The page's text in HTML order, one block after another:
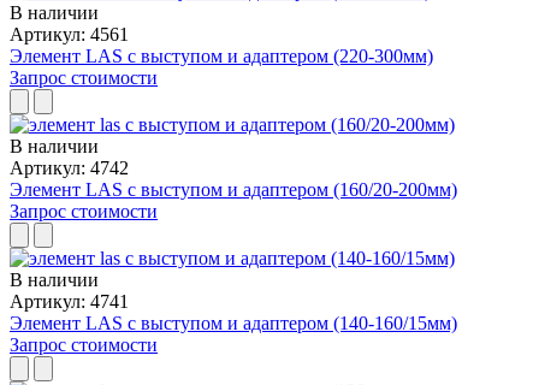
В наличии
Артикул: 4561
Элемент LAS с выступом и адаптером (220-300мм)
Запрос стоимости
В наличии
Артикул: 4742
Элемент LAS с выступом и адаптером (160/20-200мм)
Запрос стоимости
В наличии
Артикул: 4741
Элемент LAS с выступом и адаптером (140-160/15мм)
Запрос стоимости